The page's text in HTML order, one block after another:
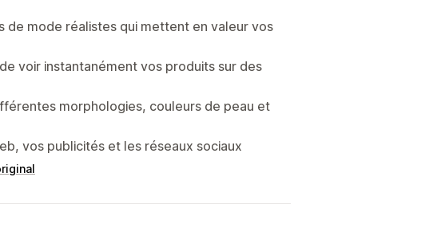
de mode réalistes qui mettent en valeur vos
voir instantanément vos produits sur des
morphologies, couleurs de peau et
vos publicités et les réseaux sociaux